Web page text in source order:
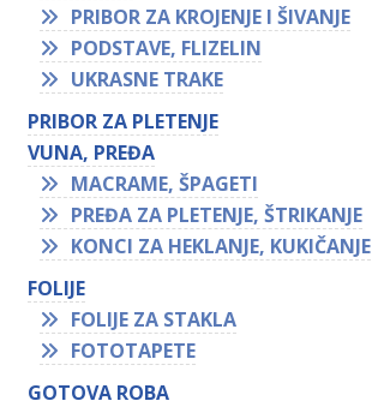
PRIBOR ZA KROJENJE I ŠIVANJE
PODSTAVE, FLIZELIN
UKRASNE TRAKE
PRIBOR ZA PLETENJE
VUNA, PREĐA
MACRAME, ŠPAGETI
PREĐA ZA PLETENJE, ŠTRIKANJE
KONCI ZA HEKLANJE, KUKIČANJE
FOLIJE
FOLIJE ZA STAKLA
FOTOTAPETE
GOTOVA ROBA